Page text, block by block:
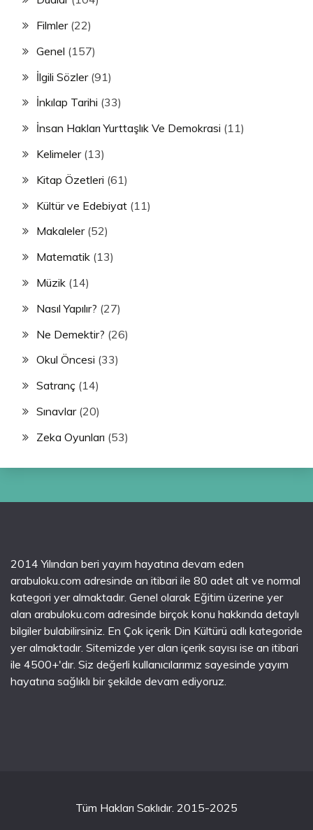
Filmler(22)
Genel (157)
İlgili Sözler(91)
İnkılap Tarihi (33)
İnsan Hakları Yurttaşlık Ve Demokrasi (11)
Kelimeler(13)
Kitap Özetleri (61)
Kültür ve Edebiyat (11)
Makaleler(52)
Matematik (13)
Müzik (14)
Nasıl Yapılır? (27)
Ne Demektir? (26)
Okul Öncesi (33)
Satranç (14)
Sınavlar(20)
Zeka Oyunları (53)
2014 Yılından beri yayım hayatına devam eden
arabuloku.com adresinde an itibari ile 80 adet alt ve normal
kategori yer almaktadır. Genel olarak Eğitim üzerine yer
alan arabuloku.com adresinde birçok konu hakkında detaylı
bilgiler bulabilirsiniz. En Çok içerik Din Kültürü adlı kategoride
yer almaktadır. Sitemizde yer alan içerik sayısı ise an itibari
ile 4500+'dır. Siz değerli kullanıcılarımız sayesinde yayım
hayatına sağlıklı bir şekilde devam ediyoruz.
Tüm Hakları Saklıdır. 2015-2025